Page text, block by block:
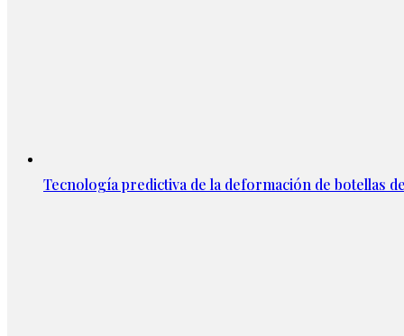
Tecnología predictiva de la deformación de botellas